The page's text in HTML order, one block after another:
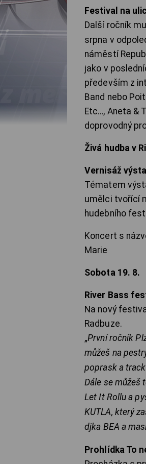
Festival na
Další ročník
srpna v
náměstí
jako v
především z
Band nebo
Etc…, Aneta &
doprovodný
Živá hudba v
Vernisáž
Tématem
umělci tvořící
hudebního
Koncert s
Marie
Sobota 19. 8.
River Bass
Na nový
Radbuze.
„První ročník
můžeš na
poprask a
Dále se můžeš
Let It Rollu a
KUTLA, který
djka BEA a
Prohlídka To